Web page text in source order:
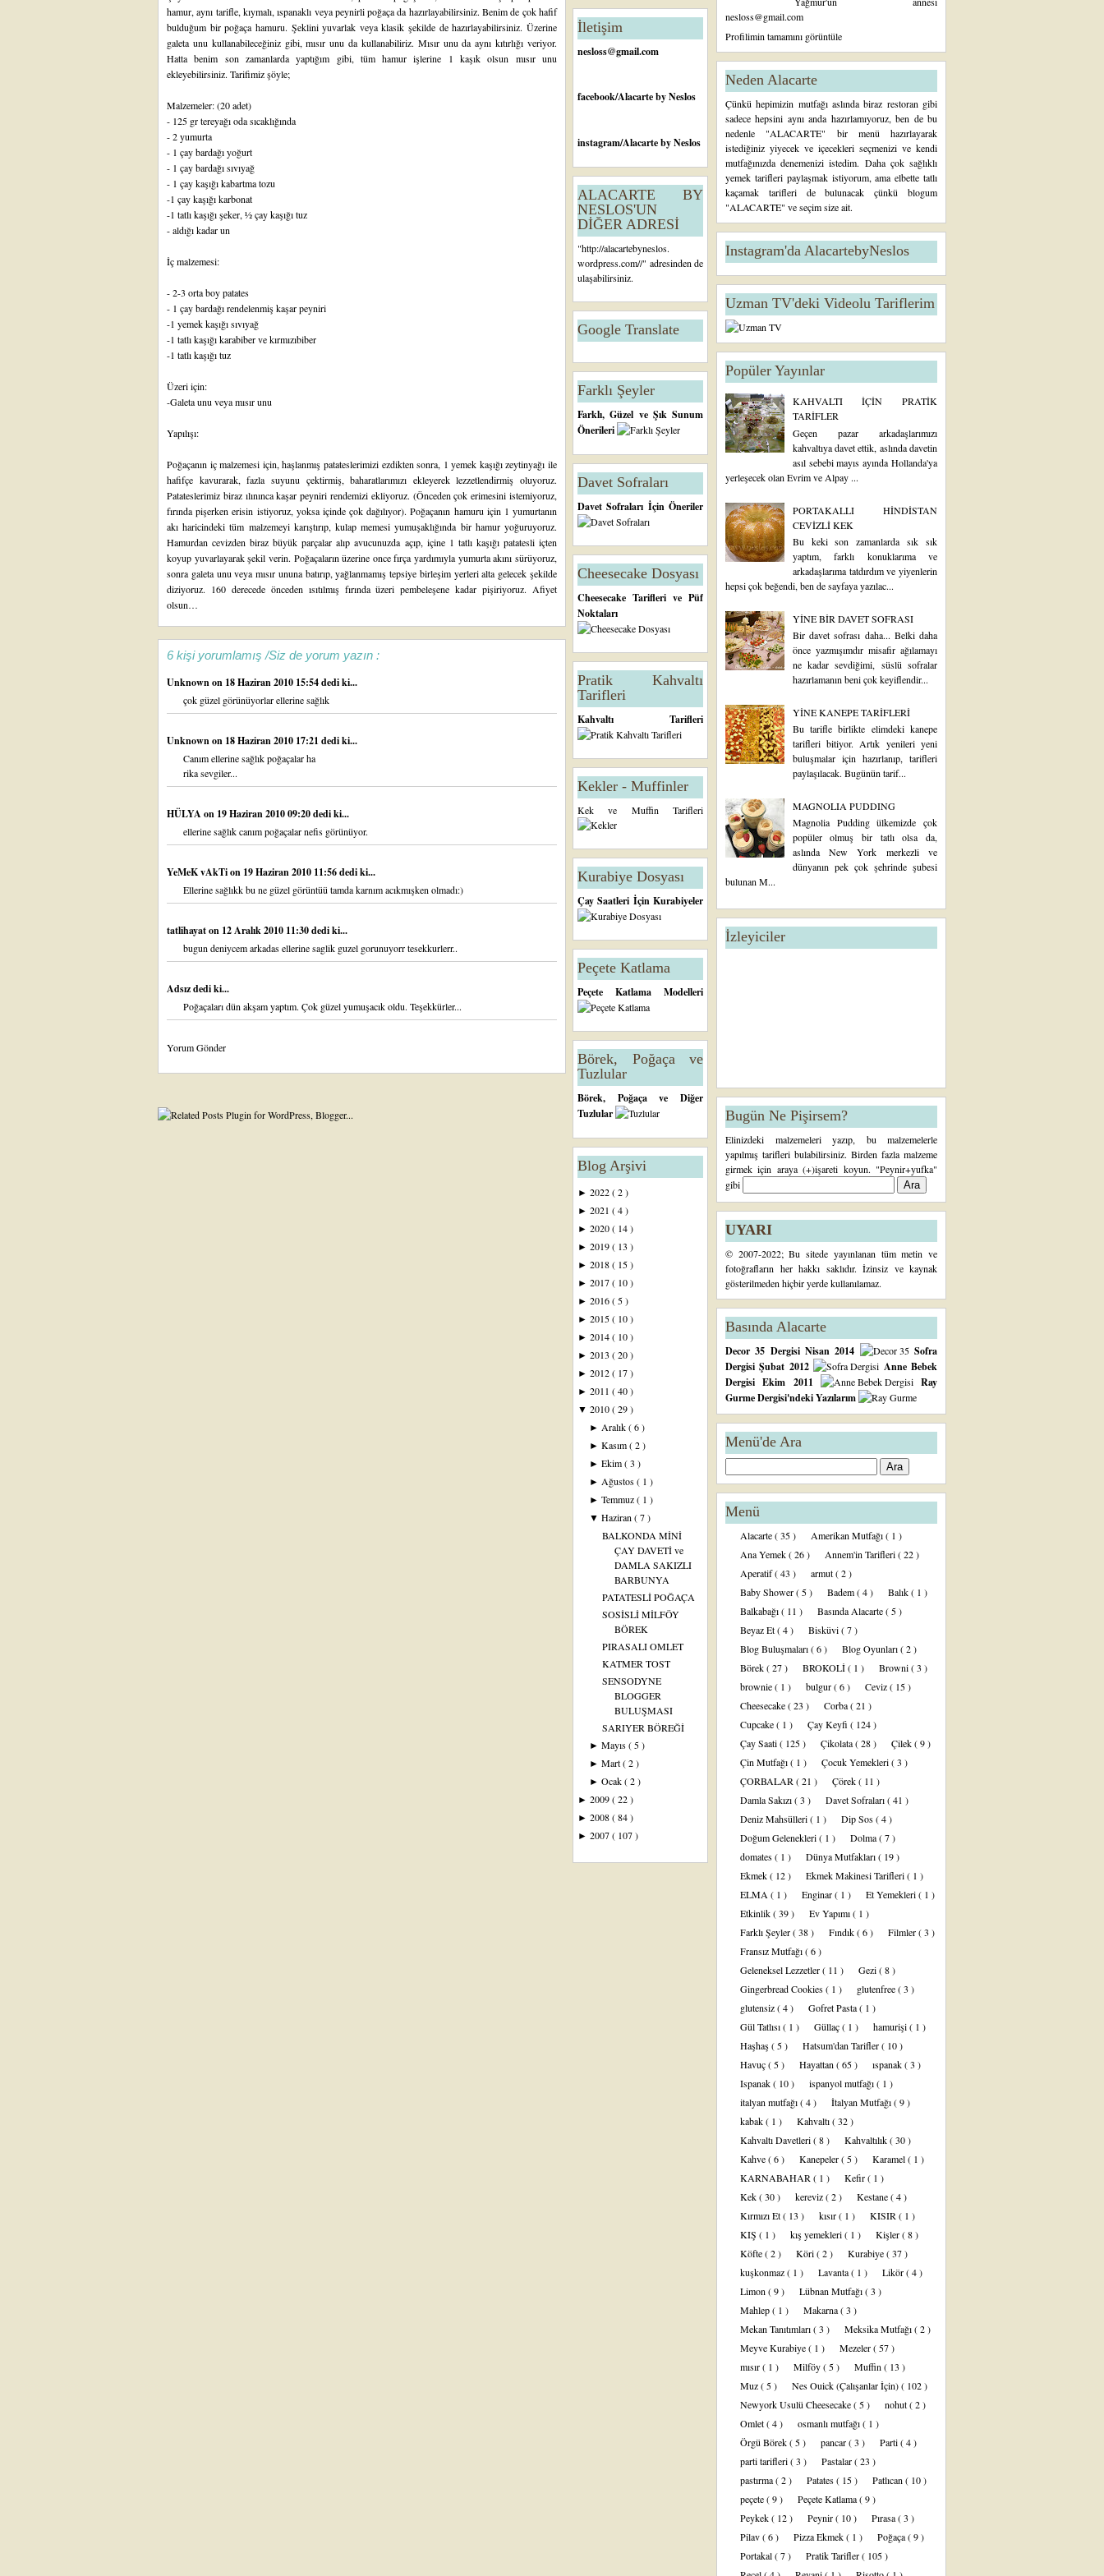
hamur, aynı tarifle, kıymalı, ıspanaklı veya peynirli poğaça da hazırlayabilirsiniz. Benim de çok hafif
bulduğum bir poğaça hamuru. Şeklini yuvarlak veya klasik şekilde de hazırlayabilirsiniz. Üzerine
galeta unu kullanabileceğiniz gibi, mısır unu da kullanabiliriz. Mısır unu da aynı kıtırlığı veriyor.
Hatta benim son zamanlarda yaptığım gibi, tüm hamur işlerine 1 kaşık olsun mısır unu
ekleyebilirsiniz. Tarifimiz şöyle;
Malzemeler: (20 adet)
- 125 gr tereyağı oda sıcaklığında
- 2 yumurta
- 1 çay bardağı yoğurt
- 1 çay bardağı sıvıyağ
- 1 çay kaşığı kabartma tozu
-1 çay kaşığı karbonat
-1 tatlı kaşığı şeker, ½ çay kaşığı tuz
- aldığı kadar un
İç malzemesi:
- 2-3 orta boy patates
- 1 çay bardağı rendelenmiş kaşar peyniri
-1 yemek kaşığı sıvıyağ
-1 tatlı kaşığı karabiber ve kırmızıbiber
-1 tatlı kaşığı tuz
Üzeri için:
-Galeta unu veya mısır unu
Yapılışı:
Poğaçanın iç malzemesi için, haşlanmış patateslerimizi ezdikten sonra, 1 yemek kaşığı zeytinyağı ile
hafifçe kavurarak, fazla suyunu çektirmiş, baharatlarımızı ekleyerek lezzetlendirmiş oluyoruz.
Patateslerimiz biraz ılınınca kaşar peyniri rendemizi ekliyoruz. (Önceden çok erimesini istemiyoruz,
fırında pişerken erisin istiyoruz, yoksa içinde çok dağılıyor). Poğaçanın hamuru için 1 yumurtanın
akı haricindeki tüm malzemeyi karıştırıp, kulap memesi yumuşaklığında bir hamur yoğuruyoruz.
Hamurdan cevizden biraz büyük parçalar alıp avucunuzda açıp, içine 1 tatlı kaşığı patatesli içten
koyup yuvarlayarak şekil verin. Poğaçaların üzerine once fırça yardımıyla yumurta akını sürüyoruz,
sonra galeta unu veya mısır ununa batırıp, yağlanmamış tepsiye birleşim yerleri alta gelecek şekilde
diziyoruz. 160 derecede önceden ısıtılmış fırında üzeri pembeleşene kadar pişiriyoruz. Afiyet
olsun…
6 kişi yorumlamış /Siz de yorum yazın :
Unknownon 18 Haziran 2010 15:54 dedi ki...
çok güzel görünüyorlar ellerine sağlık
Unknownon 18 Haziran 2010 17:21 dedi ki...
Canım ellerine sağlık poğaçalar ha
rika sevgiler...
HÜLYA on 19 Haziran 2010 09:20 dedi ki...
ellerine sağlık canım poğaçalar nefis görünüyor.
YeMeK vAkTion 19 Haziran 2010 11:56 dedi ki...
Ellerine sağlıkk bu ne güzel görüntüü tamda karnım acıkmışken olmadı:)
tatlihayaton 12 Aralık 2010 11:30 dedi ki...
bugun deniycem arkadas ellerine saglik guzel gorunuyorr tesekkurlerr..
Adsız dedi ki...
Poğaçaları dün akşam yaptım. Çok güzel yumuşacık oldu. Teşekkürler...
Yorum Gönder
İletişim
nesloss@gmail.com
facebook/Alacarte by Neslos
instagram/Alacarte by Neslos
ALACARTE BY
NESLOS'UN
DİĞER ADRESİ
"http://alacartebyneslos.
wordpress.com//" adresinden de
ulaşabilirsiniz.
Google Translate
Farklı Şeyler
Farklı, Güzel ve Şık Sunum
Önerileri
Davet Sofraları
Davet Sofraları İçin Öneriler
Cheesecake Dosyası
Cheesecake Tarifleri ve Püf
Noktaları
Pratik Kahvaltı
Tarifleri
Kahvaltı Tarifleri
Kekler - Muffinler
Kek ve Muffin Tarifleri
Kurabiye Dosyası
Çay Saatleri İçin Kurabiyeler
Peçete Katlama
Peçete Katlama Modelleri
Börek, Poğaça ve
Tuzlular
Börek, Poğaça ve Diğer
Tuzlular
Blog Arşivi
► 2022( 2 )
► 2021 ( 4 )
► 2020( 14 )
► 2019( 13 )
► 2018( 15 )
► 2017( 10 )
► 2016( 5 )
► 2015( 10 )
► 2014( 10 )
► 2013 ( 20 )
► 2012( 17 )
► 2011 ( 40 )
▼ 2010( 29 )
►Aralık( 6 )
►Kasım( 2 )
►Ekim( 3 )
►Ağustos( 1 )
►Temmuz( 1 )
▼Haziran( 7 )
BALKONDA MİNİ
ÇAY DAVETİ ve
DAMLA SAKIZLI
BARBUNYA
PATATESLİ POĞAÇA
SOSİSLİ MİLFÖY
BÖREK
PIRASALI OMLET
KATMER TOST
SENSODYNE
BLOGGER
BULUŞMASI
SARIYER BÖREĞİ
►Mayıs( 5 )
►Mart( 2 )
►Ocak( 2 )
► 2009( 22 )
► 2008( 84 )
► 2007( 107 )
nesloss@gmail.com
Profilimin tamamını görüntüle
Neden Alacarte
Çünkü hepimizin mutfağı aslında biraz restoran gibi
sadece hepsini aynı anda hazırlamıyoruz, ben de bu
nedenle "ALACARTE" bir menü hazırlayarak
istediğiniz yiyecek ve içecekleri seçmenizi ve kendi
mutfağınızda denemenizi istedim. Daha çok sağlıklı
yemek tarifleri paylaşmak istiyorum, ama elbette tatlı
kaçamak tarifleri de bulunacak çünkü blogum
"ALACARTE" ve seçim size ait.
Instagram'da AlacartebyNeslos
Uzman TV'deki Videolu Tariflerim
Popüler Yayınlar
KAHVALTI İÇİN PRATİK
TARİFLER
Geçen pazar arkadaşlarımızı
kahvaltıya davet ettik, aslında davetin
asıl sebebi mayıs ayında Hollanda'ya
yerleşecek olan Evrim ve Alpay ...
PORTAKALLI HİNDİSTAN
CEVİZLİ KEK
Bu keki son zamanlarda sık sık
yaptım, farklı konuklarıma ve
arkadaşlarıma tatdırdım ve yiyenlerin
hepsi çok beğendi, ben de sayfaya yazılac...
YİNE BİR DAVET SOFRASI
Bir davet sofrası daha... Belki daha
önce yazmışımdır misafir ağılamayı
ne kadar sevdiğimi, süslü sofralar
hazırlamanın beni çok keyiflendir...
YİNE KANEPE TARİFLERİ
Bu tarifle birlikte elimdeki kanepe
tarifleri bitiyor. Artık yenileri yeni
buluşmalar için hazırlanıp, tarifleri
paylaşılacak. Bugünün tarif...
MAGNOLIA PUDDING
Magnolia Pudding ülkemizde çok
popüler olmuş bir tatlı olsa da,
aslında New York merkezli ve
dünyanın pek çok şehrinde şubesi
bulunan M...
İzleyiciler
Bugün Ne Pişirsem?
Elinizdeki malzemeleri yazıp, bu malzemelerle
yapılmış tarifleri bulabilirsiniz. Birden fazla malzeme
girmek için araya (+)işareti koyun. "Peynir+yufka"
gibi
UYARI
© 2007-2022; Bu sitede yayınlanan tüm metin ve
fotoğrafların her hakkı saklıdır. İzinsiz ve kaynak
gösterilmeden hiçbir yerde kullanılamaz.
Basında Alacarte
Decor 35 Dergisi Nisan 2014
Sofra
Dergisi Şubat 2012
Anne Bebek
Dergisi Ekim 2011
Ray
Gurme Dergisi'ndeki Yazılarım
Menü'de Ara
Menü
Alacarte( 35 ) Amerikan Mutfağı( 1 )
Ana Yemek( 26 ) Annem'in Tarifleri( 22 )
Aperatif( 43 ) armut( 2 )
Baby Shower( 5 ) Badem( 4 ) Balık( 1 )
Balkabağı( 11 ) Basında Alacarte( 5 )
Beyaz Et( 4 ) Bisküvi( 7 )
Blog Buluşmaları( 6 ) Blog Oyunları( 2 )
Börek( 27 ) BROKOLİ( 1 ) Browni( 3 )
brownie( 1 ) bulgur( 6 ) Ceviz( 15 )
Cheesecake( 23 ) Corba( 21 )
Cupcake( 1 ) Çay Keyfi ( 124 )
Çay Saati( 125 ) Çikolata( 28 ) Çilek( 9 )
Çin Mutfağı( 1 ) Çocuk Yemekleri( 3 )
ÇORBALAR ( 21 ) Çörek( 11 )
Damla Sakızı( 3 ) Davet Sofraları( 41 )
Deniz Mahsülleri( 1 ) Dip Sos( 4 )
Doğum Gelenekleri( 1 ) Dolma( 7 )
domates( 1 ) Dünya Mutfakları( 19 )
Ekmek( 12 ) Ekmek Makinesi Tarifleri( 1 )
ELMA ( 1 ) Enginar( 1 ) Et Yemekleri( 1 )
Etkinlik( 39 ) Ev Yapımı( 1 )
Farklı Şeyler( 38 ) Fındık( 6 ) Filmler( 3 )
Fransız Mutfağı( 6 )
Geleneksel Lezzetler( 11 ) Gezi( 8 )
Gingerbread Cookies( 1 ) glutenfree( 3 )
glutensiz( 4 ) Gofret Pasta( 1 )
Gül Tatlısı( 1 ) Güllaç( 1 ) hamurişi( 1 )
Haşhaş( 5 ) Hatsum'dan Tarifler( 10 )
Havuç( 5 ) Hayattan ( 65 ) ıspanak( 3 )
Ispanak( 10 ) ispanyol mutfağı( 1 )
italyan mutfağı( 4 ) İtalyan Mutfağı( 9 )
kabak( 1 ) Kahvaltı( 32 )
Kahvaltı Davetleri( 8 ) Kahvaltılık( 30 )
Kahve( 6 ) Kanepeler( 5 ) Karamel( 1 )
KARNABAHAR ( 1 ) Kefir( 1 )
Kek( 30 ) kereviz( 2 ) Kestane( 4 )
Kırmızı Et( 13 ) kısır( 1 ) KISIR ( 1 )
KIŞ ( 1 ) kış yemekleri( 1 ) Kişler( 8 )
Köfte( 2 ) Köri( 2 ) Kurabiye( 37 )
kuşkonmaz( 1 ) Lavanta( 1 ) Likör( 4 )
Limon ( 9 ) Lübnan Mutfağı( 3 )
Mahlep( 1 ) Makarna( 3 )
Mekan Tanıtımları( 3 ) Meksika Mutfağı( 2 )
Meyve Kurabiye( 1 ) Mezeler( 57 )
mısır( 1 ) Milföy( 5 ) Muffin ( 13 )
Muz( 5 ) Nes Ouick (Çalışanlar İçin)( 102 )
Newyork Usulü Cheesecake( 5 ) nohut( 2 )
Omlet( 4 ) osmanlı mutfağı( 1 )
Örgü Börek( 5 ) pancar( 3 ) Parti( 4 )
parti tarifleri( 3 ) Pastalar( 23 )
pastırma( 2 ) Patates( 15 ) Patlıcan ( 10 )
peçete( 9 ) Peçete Katlama( 9 )
Peykek( 12 ) Peynir( 10 ) Pırasa( 3 )
Pilav( 6 ) Pizza Ekmek( 1 ) Poğaça( 9 )
Portakal( 7 ) Pratik Tarifler( 105 )